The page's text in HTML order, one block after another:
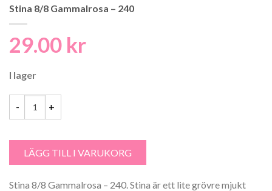
Stina 8/8 Gammalrosa – 240
29.00 kr
I lager
LÄGG TILL I VARUKORG
Stina 8/8 Gammalrosa – 240. Stina är ett lite grövre mjukt